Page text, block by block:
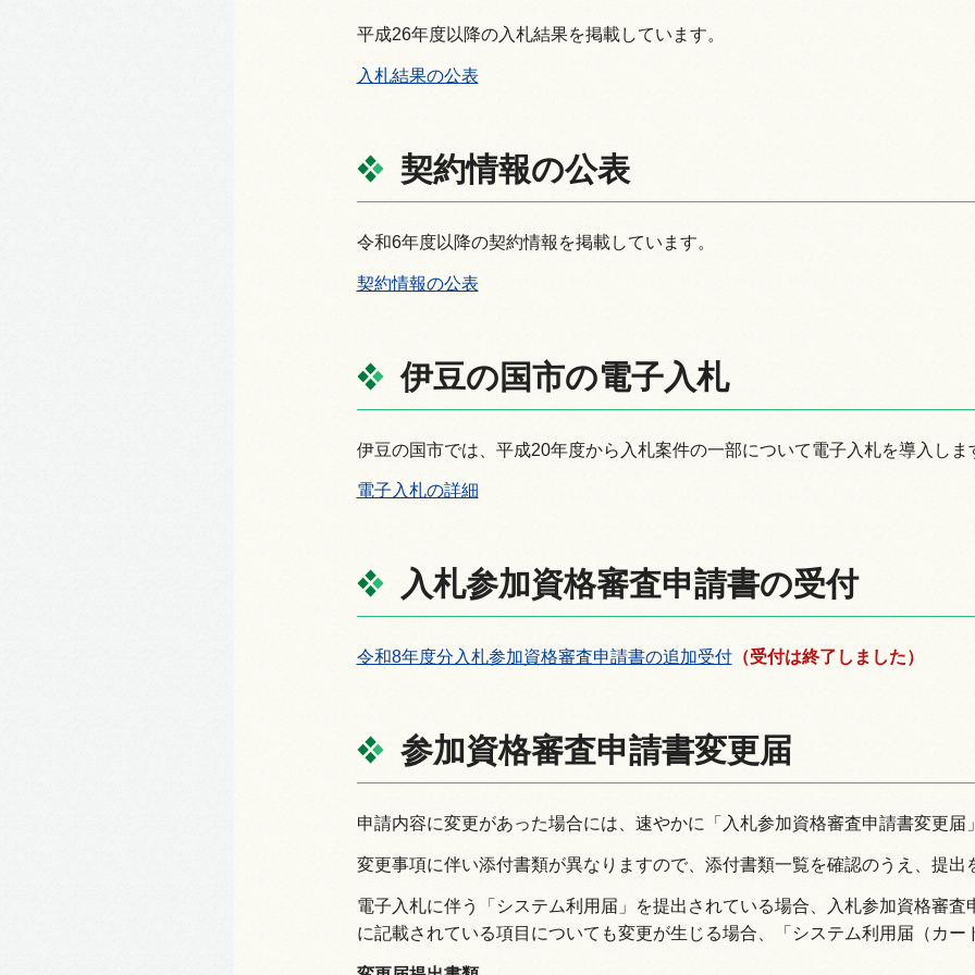
平成26年度以降の入札結果を掲載しています。
入札結果の公表
契約情報の公表
令和6年度以降の契約情報を掲載しています。
契約情報の公表
伊豆の国市の電子入札
伊豆の国市では、平成20年度から入札案件の一部について電子入札を導入しま
電子入札の詳細
入札参加資格審査申請書の受付
令和8年度分入札参加資格審査申請書の追加受付（受付は終了しました）
参加資格審査申請書変更届
申請内容に変更があった場合には、速やかに「入札参加資格審査申請書変更届
変更事項に伴い添付書類が異なりますので、添付書類一覧を確認のうえ、提出
電子入札に伴う「システム利用届」を提出されている場合、入札参加資格審
に記載されている項目についても変更が生じる場合、「システム利用届（カ